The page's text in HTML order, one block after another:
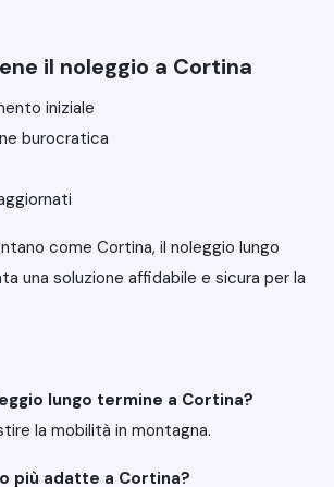
il noleggio a Cortina
iniziale
burocratica
come Cortina, il noleggio lungo
una soluzione affidabile e sicura per la
lungo termine a Cortina?
la mobilità in montagna.
più adatte a Cortina?